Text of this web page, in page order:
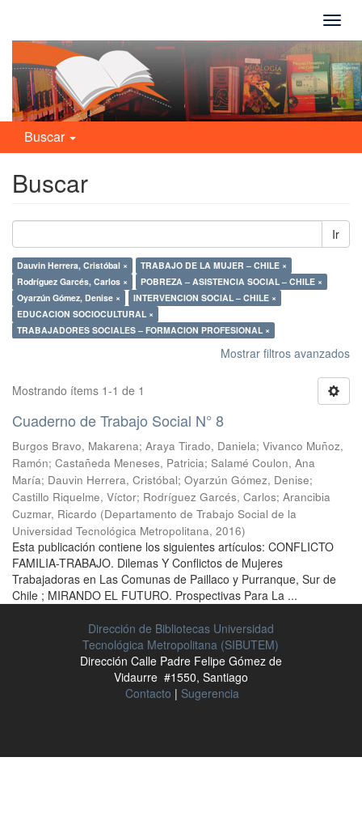
Buscar
Buscar
Ir
Dauvin Herrera, Cristóbal ×
TRABAJO DE LA MUJER – CHILE ×
Rodríguez Garcés, Carlos ×
POBREZA – ASISTENCIA SOCIAL – CHILE ×
Oyarzún Gómez, Denise ×
INTERVENCION SOCIAL – CHILE ×
EDUCACION SOCIOCULTURAL ×
TRABAJADORES SOCIALES – FORMACION PROFESIONAL ×
Mostrar filtros avanzados
Mostrando ítems 1-1 de 1
Cuaderno de Trabajo Social N° 8
Burgos Bravo, Makarena; Araya Tirado, Daniela; Vivanco Muñoz,
Ramón; Castañeda Meneses, Patricia; Salamé Coulon, Ana
María; Dauvin Herrera, Cristóbal; Oyarzún Gómez, Denise;
Castillo Riquelme, Víctor; Rodríguez Garcés, Carlos; Arancibia
Cuzmar, Ricardo (Departamento de Trabajo Social de la
Universidad Tecnológica Metropolitana, 2016)
Esta publicación contiene los siguientes artículos: CONFLICTO
FAMILIA-TRABAJO. Dilemas Y Conflictos de Mujeres
Trabajadoras en Las Comunas de Paillaco y Purranque, Sur de
Chile ; MIRANDO EL FUTURO. Prospectivas Para La ...
Dirección de Bibliotecas Universidad
Tecnológica Metropolitana (SIBUTEM)
Dirección Calle Padre Felipe Gómez de
Vidaurre #1550, Santiago
Contacto | Sugerencia